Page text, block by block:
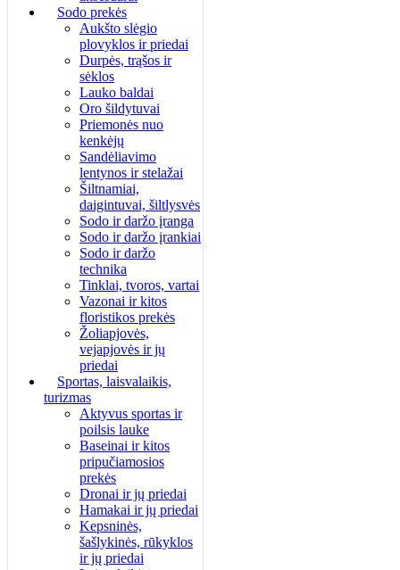
Sodo prekės
Aukšto slėgio
plovyklos ir priedai
Durpės, trąšos ir
sėklos
Lauko baldai
Oro šildytuvai
Priemonės nuo
kenkėjų
Sandėliavimo
lentynos ir stelažai
Šiltnamiai,
daigintuvai, šiltlysvės
Sodo ir daržo įranga
Sodo ir daržo įrankiai
Sodo ir daržo
technika
Tinklai, tvoros, vartai
Vazonai ir kitos
floristikos prekės
Žoliapjovės,
vejapjovės ir jų
priedai
Sportas, laisvalaikis,
turizmas
Aktyvus sportas ir
poilsis lauke
Baseinai ir kitos
pripučiamosios
prekės
Dronai ir jų priedai
Hamakai ir jų priedai
Kepsninės,
šašlykinės, rūkyklos
ir jų priedai